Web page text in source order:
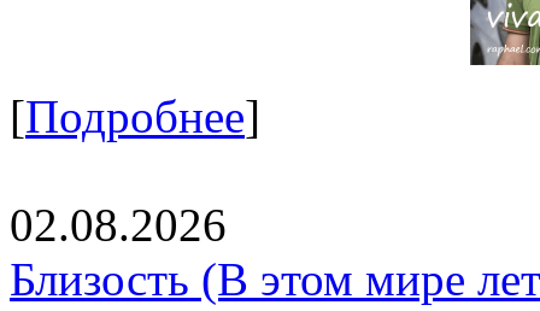
[Подробнее]
02.08.2026
Близость (В этом мире